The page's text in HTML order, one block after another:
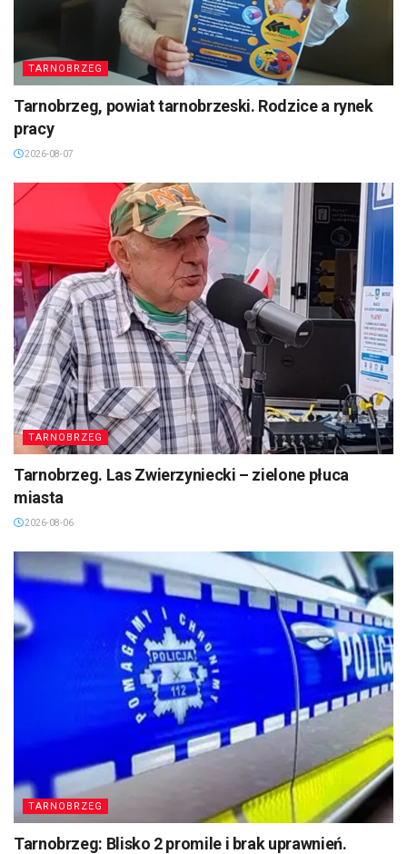
TARNOBRZEG
Tarnobrzeg, powiat tarnobrzeski. Rodzice a rynek
pracy
2026-08-07
TARNOBRZEG
Tarnobrzeg. Las Zwierzyniecki – zielone płuca
miasta
2026-08-06
TARNOBRZEG
Tarnobrzeg: Blisko 2 promile i brak uprawnień.